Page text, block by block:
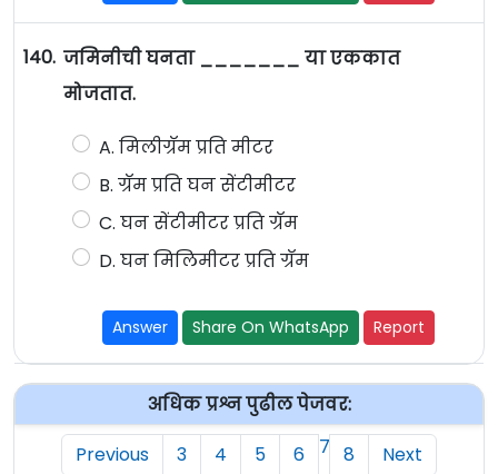
140. जमिनीची घनता _______ या एककात
मोजतात.
A. मिलीग्रॅम प्रति मीटर
B. ग्रॅम प्रति घन सेंटीमीटर
C. घन सेंटीमीटर प्रति ग्रॅम
D. घन मिलिमीटर प्रति ग्रॅम
Answer Share On WhatsApp Report
अधिक प्रश्न पुढील पेजवर:
Previous
3 4 5 6 7 8 Next